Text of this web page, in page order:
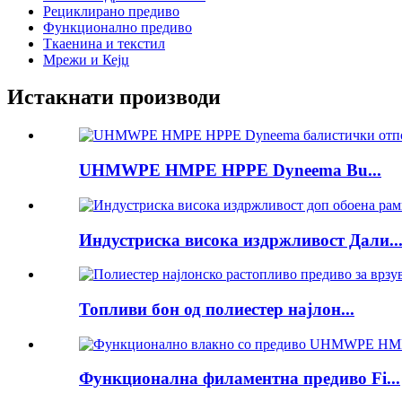
Рециклирано предиво
Функционално предиво
Ткаенина и текстил
Мрежи и Кејџ
Истакнати производи
UHMWPE HMPE HPPE Dyneema Bu...
Индустриска висока издржливост Дали...
Топливи бон од полиестер најлон...
Функционална филаментна предиво Fi...